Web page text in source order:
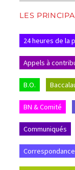
LES
24 heures de la
Appels à
B.O.
BN & Comité
Communiqués
Correspondance